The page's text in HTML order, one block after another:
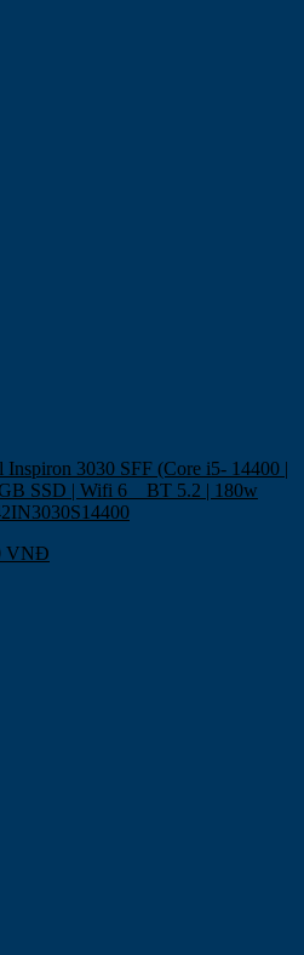
3030 SFF (Core i5- 14400 |
SSD | Wifi 6 _ BT 5.2 | 180w
VNĐ